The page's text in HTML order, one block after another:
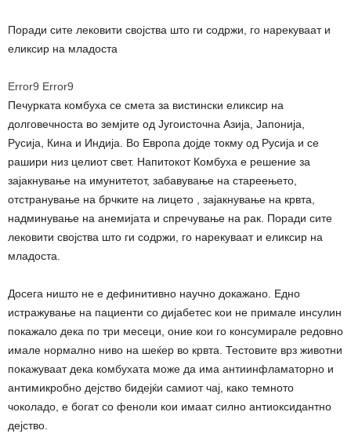
Поради сите лековити својства што ги содржи, го нарекуваат и
еликсир на младоста
Error9 Error9
Печурката комбуха се смета за вистински еликсир на
долговечноста во земјите од Југоисточна Азија, Јапонија,
Русија, Кина и Индија. Во Европа дојде токму од Русија и се
рашири низ целиот свет. Напитокот Комбуха е решение за
зајакнување на имунитетот, забавување на стареењето,
отстранување на брчките на лицето , зајакнување на крвта,
надминување на анемијата и спречување на рак. Поради сите
лековити својства што ги содржи, го нарекуваат и еликсир на
младоста.
Досега ништо не е дефинитивно научно докажано. Едно
истражување на пациенти со дијабетес кои не примале инсулин
покажало дека по три месеци, оние кои го консумирале редовно
имале нормално ниво на шеќер во крвта. Тестовите врз животни
покажуваат дека комбухата може да има антиинфламаторно и
антимикробно дејство бидејќи самиот чај, како темното
чоколадо, е богат со феноли кои имаат силно антиоксидантно
дејство.